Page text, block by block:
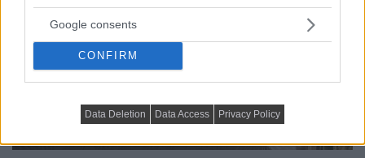
Google consents
CONFIRM
Data Deletion Data Access Privacy Policy